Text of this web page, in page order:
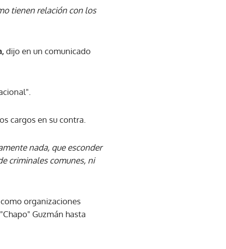
tienen relación con los
dijo en un comunicado
cargos en su contra.
nada, que esconder
criminales comunes, ni
organizaciones
Guzmán hasta